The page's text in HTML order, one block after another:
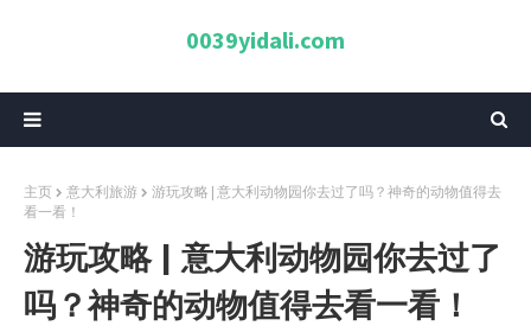
0039yidali.com
主页 意大利旅游
游玩攻略 | 意大利动物园你去过了吗？神奇的动物值得去
看一看！
游玩攻略 | 意大利动物园你去过了
吗？神奇的动物值得去看一看！